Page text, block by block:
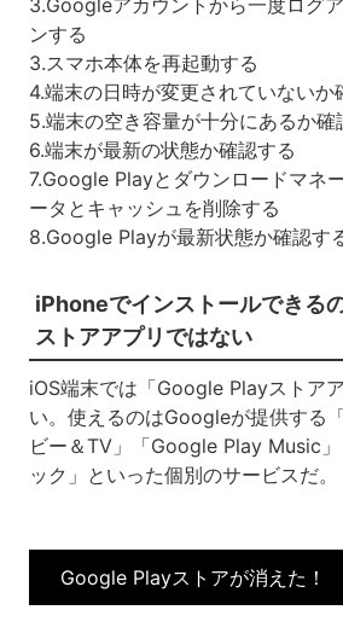
3.Googleアカウントから一度ログ
ンする
3.スマホ本体を再起動する
4.端末の日時が変更されていないか
5.端末の空き容量が十分にあるか確
6.端末が最新の状態か確認する
7.Google Playとダウンロードマネ
ータとキャッシュを削除する
8.Google Playが最新状態か確認す
iPhoneでインストールできる
ストアアプリではない
iOS端末では「Google Playストア
い。使えるのはGoogleが提供する
ビー＆TV」「Google Play Music
ック」といった個別のサービスだ。
Google Playストアが消えた！